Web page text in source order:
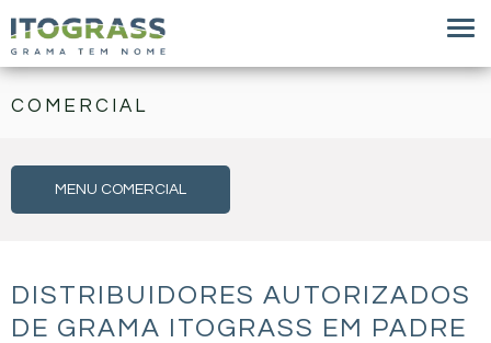
COMERCIAL
MENU COMERCIAL
DISTRIBUIDORES AUTORIZADOS
DE GRAMA ITOGRASS EM PADRE